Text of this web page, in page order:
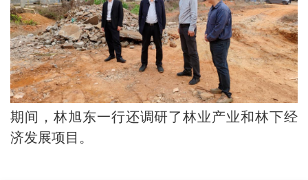
期间，林旭东一行还调研了林业产业和林下经
济发展项目。